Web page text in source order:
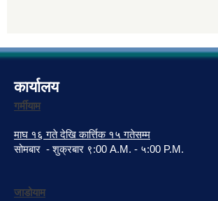
कार्यालय
गर्मीयाम
माघ १६ गते देखि कार्त्तिक १५ गतेसम्म
सोमबार - शुक्रबार ९:00 A.M. - ५:00 P.M.
जाडोयाम